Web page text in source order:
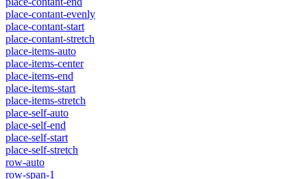
place-contant-evenly
place-contant-start
place-contant-stretch
place-items-auto
place-items-center
place-items-end
place-items-start
place-items-stretch
place-self-auto
place-self-end
place-self-start
place-self-stretch
row-auto
row-span-1